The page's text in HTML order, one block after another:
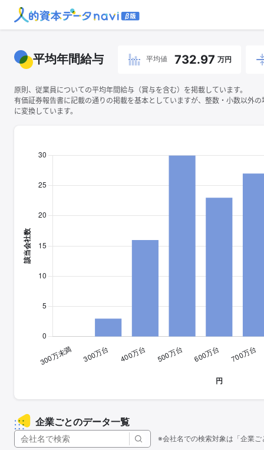
平均年間給与 平均値 732.97 万円
原則、従業員についての平均年間給与（賞与を含む）を掲載しています。
有価証券報告書に記載の通りの掲載を基本としていますが、整数・小数以外
に変換しています。
企業ごとのデータ一覧
※会社名での検索対象は「企業